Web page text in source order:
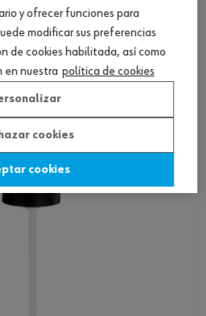
chorro de repuesto p.
y ofrecer funciones para
modificar sus preferencias
de cookies habilitada, así como
en nuestra política de cookies
cookies
cookies